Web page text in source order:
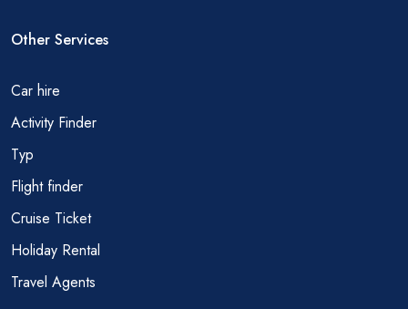
Other Services
Car hire
Activity Finder
Тур
Flight finder
Cruise Ticket
Holiday Rental
Travel Agents